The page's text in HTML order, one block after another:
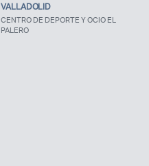
VALLADOLID
CENTRO DE DEPORTE Y OCIO EL
PALERO